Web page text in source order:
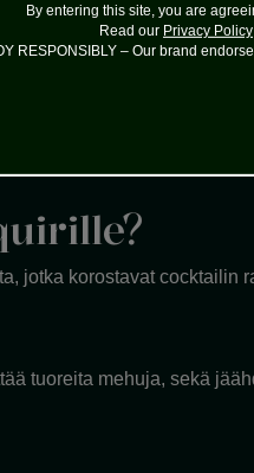
kuumuuteen.
luonnollisilla
jotka korostavat cocktailin
tuoreita mehuja, sekä
By entering this site, you are
Read our Privacy Policy
RESPONSIBLY – Our brand